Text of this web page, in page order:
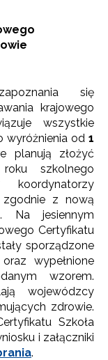
się
krajowego
wszystkie
wyróżnienia od 1
planują złożyć
szkolnego
z nową
Na jesiennym
Certyfikatu
sporządzone
wypełnione
wzorem.
wojewódzcy
zdrowie.
Szkoła
i załączniki
.